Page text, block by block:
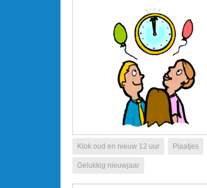
Klok oud en nieuw 12 uur Plaatjes
Gelukkig nieuwjaar